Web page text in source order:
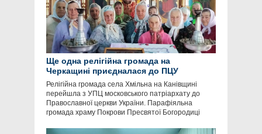
Ще одна релігійна громада на
Черкащині приєдналася до ПЦУ
Релігійна громада села Хмільна на Канівщині
перейшла з УПЦ московського патріархату до
Православної церкви України. Парафіяльна
громада храму Покрови Пресвятої Богородиці